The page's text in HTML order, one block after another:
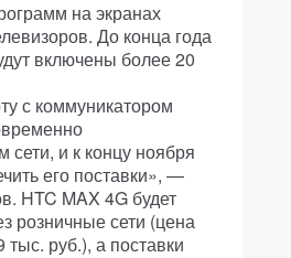
на экранах
До конца года
включены более 20
с коммуникатором
сети, и к концу ноября
его поставки», —
HTC MAX 4G будет
розничные сети (цена
тыс. руб.), а поставки